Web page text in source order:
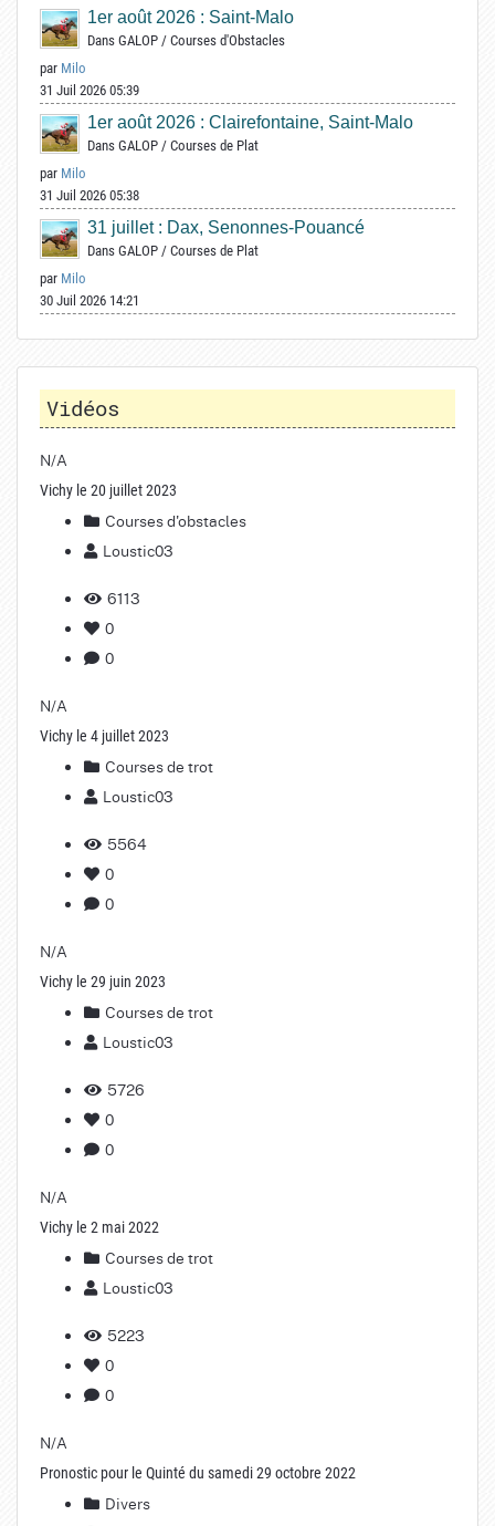
1er août 2026 : Saint-Malo
Dans GALOP / Courses d'Obstacles
par Milo
31 Juil 2026 05:39
1er août 2026 : Clairefontaine, Saint-Malo
Dans GALOP / Courses de Plat
par Milo
31 Juil 2026 05:38
31 juillet : Dax, Senonnes-Pouancé
Dans GALOP / Courses de Plat
par Milo
30 Juil 2026 14:21
Vidéos
N/A
Vichy le 20 juillet 2023
Courses d'obstacles
Loustic03
6113
0
0
N/A
Vichy le 4 juillet 2023
Courses de trot
Loustic03
5564
0
0
N/A
Vichy le 29 juin 2023
Courses de trot
Loustic03
5726
0
0
N/A
Vichy le 2 mai 2022
Courses de trot
Loustic03
5223
0
0
N/A
Pronostic pour le Quinté du samedi 29 octobre 2022
Divers